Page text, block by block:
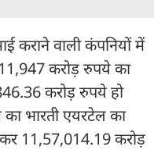
कराने वाली कंपनियों में
करोड़ रुपये का
करोड़ रुपये हो
भारती एयरटेल का
11,57,014.19 करोड़